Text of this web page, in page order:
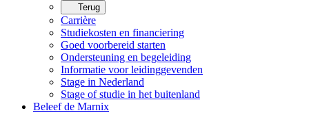
Terug
Carrière
Studiekosten en financiering
Goed voorbereid starten
Ondersteuning en begeleiding
Informatie voor leidinggevenden
Stage in Nederland
Stage of studie in het buitenland
Beleef de Marnix